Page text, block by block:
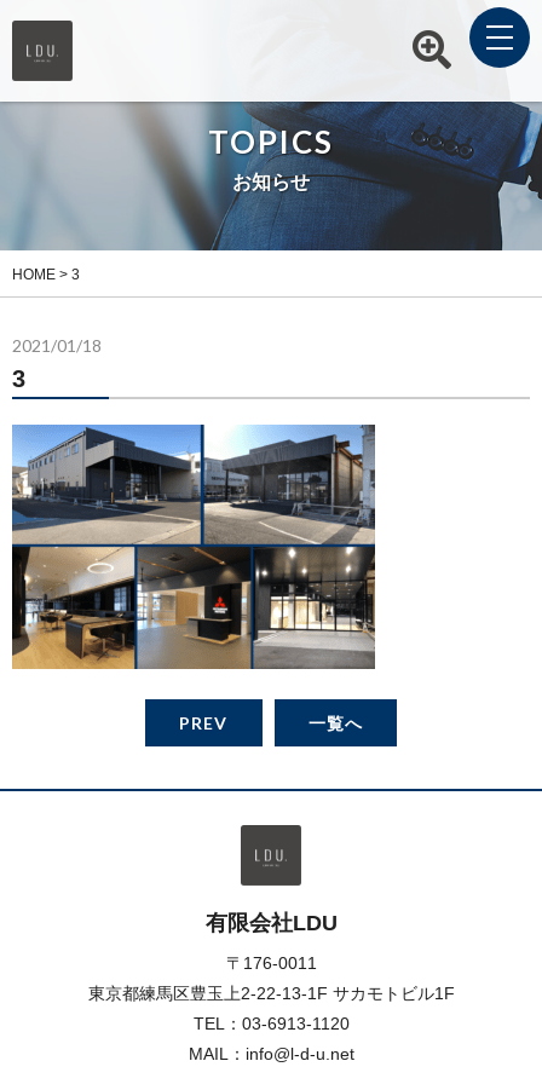
TOPICS
お知らせ
HOME > 3
2021/01/18
3
PREV 一覧へ
有限会社LDU
〒176-0011
東京都練馬区豊玉上2-22-13-1F サカモトビル1F
TEL： 03-6913-1120
MAIL：info@l-d-u.net